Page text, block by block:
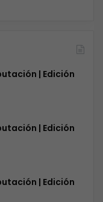
| Edición
| Edición
| Edición